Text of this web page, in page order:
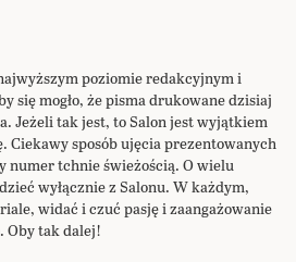
poziomie redakcyjnym i
się mogło, że pisma drukowane dzisiaj
Jeżeli tak jest, to Salon jest wyjątkiem
Ciekawy sposób ujęcia prezentowanych
numer tchnie świeżością. O wielu
wyłącznie z Salonu. W każdym,
widać i czuć pasję i zaangażowanie
Oby tak dalej!